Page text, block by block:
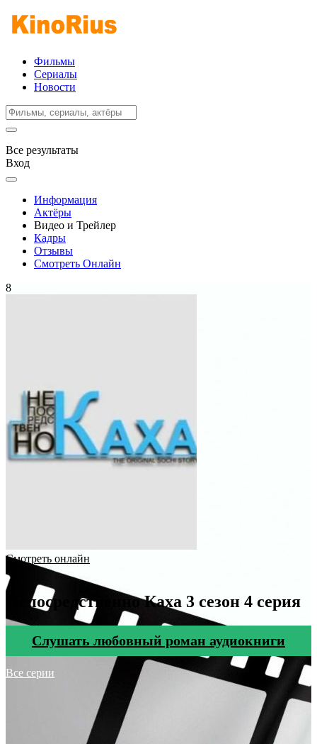
Фильмы
Сериалы
Новости
Все результаты
Вход
Информация
Актёры
Видео и Трейлер
Кадры
Отзывы
Смотреть Онлайн
8
Смотреть онлайн
Непосредственно Каха 3 сезон 4 серия
Cлушать любовный роман аудиокниги
Все серии